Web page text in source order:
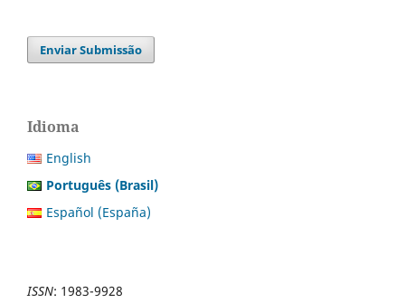
Enviar Submissão
Idioma
English
Português (Brasil)
Español (España)
ISSN: 1983-9928